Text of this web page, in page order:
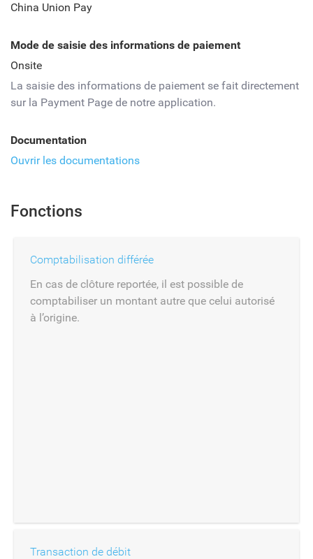
China Union Pay
Mode de saisie des informations de paiement
Onsite
La saisie des informations de paiement se fait directement
sur la Payment Page de notre application.
Documentation
Ouvrir les documentations
Fonctions
Comptabilisation différée
En cas de clôture reportée, il est possible de
comptabiliser un montant autre que celui autorisé
à l’origine.
Transaction de débit